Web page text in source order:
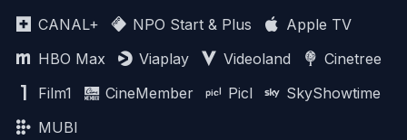
CANAL+ NPO Start & Plus
Apple TV
HBO Max
Viaplay Videoland
Cinetree
Film1
CineMember Picl
SkyShowtime
MUBI